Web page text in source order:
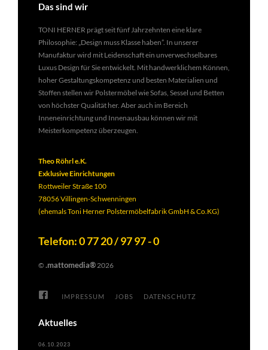
Das sind wir
TONI HERNER prägt seit fünf Jahrzehnten eine klare
Philosophie: „Design muss Klasse haben”. In unserer
Manufaktur wird mit Leidenschaft ein unverwechselbares
Luxus Design für Sie entwickelt. Mit handwerklichem Können,
hoher Gestaltungskompetenz und besten Materialien und
Stoffen stellen wir Polstermöbel wie Sofas, Sessel und Betten
von höchster Qualität her. Aber auch im Bereich
Inneneinrichtung und Innenausbau können wir mit
Meisterkompetenz überzeugen.
Theo Röhrl e.K.
Exklusive Einrichtungen
Rottweiler Straße 100
78056 Villingen-Schwenningen
(ehemals Toni Herner Polstermöbelfabrik GmbH & Co.KG)
Telefon: 0 77 20 / 97 97 - 0
© .mattomedia®2026
IMPRESSUM JOBS DATENSCHUTZ
Aktuelles
06.10.2023